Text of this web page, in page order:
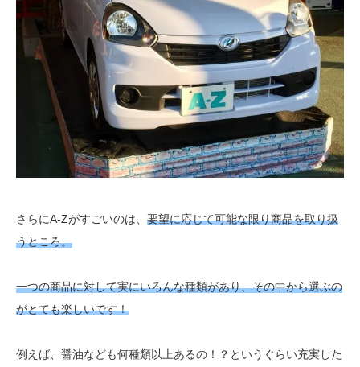
さらにA-Zがすごいのは、 要望に応じて可能な限り商品を取り扱
うところ。
一つの商品に対して実にいろんな種類があり、その中から選ぶの
がとても楽しいです！
例えば、醤油なども何種類以上あるの！？というぐらい充実した